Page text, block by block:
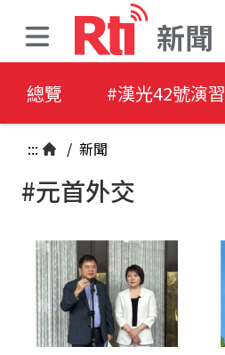
新聞
總覽 #漢光42號演習
::: / 新聞
#元首外交